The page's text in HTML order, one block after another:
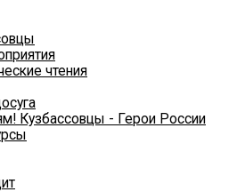
чтения
Кузбассовцы - Герои России